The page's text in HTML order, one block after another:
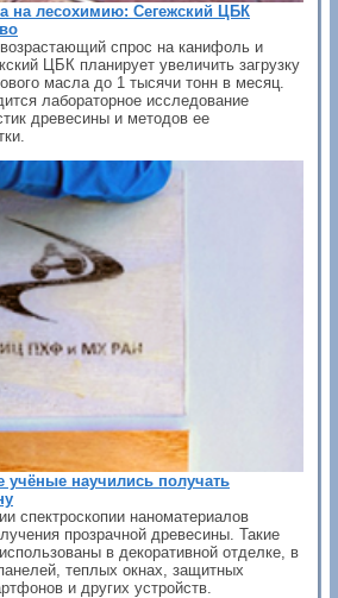
на лесохимию: Сегежский ЦБК
спрос на канифоль и
ЦБК планирует увеличить загрузку
масла до 1 тысячи тонн в месяц.
лабораторное исследование
древесины и методов ее
учёные научились получать
спектроскопии наноматериалов
прозрачной древесины. Такие
в декоративной отделке, в
теплых окнах, защитных
и других устройств.